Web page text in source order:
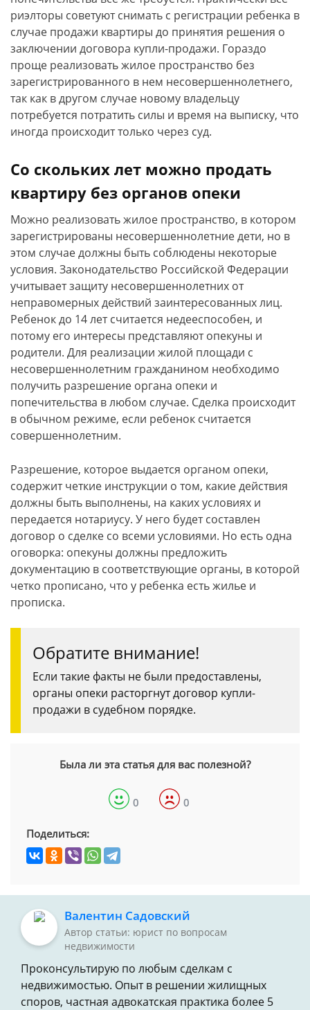
риэлторы советуют снимать с регистрации ребенка в
случае продажи квартиры до принятия решения о
заключении договора купли-продажи. Гораздо
проще реализовать жилое пространство без
зарегистрированного в нем несовершеннолетнего,
так как в другом случае новому владельцу
потребуется потратить силы и время на выписку, что
иногда происходит только через суд.
Со скольких лет можно продать
квартиру без органов опеки
Можно реализовать жилое пространство, в котором
зарегистрированы несовершеннолетние дети, но в
этом случае должны быть соблюдены некоторые
условия. Законодательство Российской Федерации
учитывает защиту несовершеннолетних от
неправомерных действий заинтересованных лиц.
Ребенок до 14 лет считается недееспособен, и
потому его интересы представляют опекуны и
родители. Для реализации жилой площади с
несовершеннолетним гражданином необходимо
получить разрешение органа опеки и
попечительства в любом случае. Сделка происходит
в обычном режиме, если ребенок считается
совершеннолетним.
Разрешение, которое выдается органом опеки,
содержит четкие инструкции о том, какие действия
должны быть выполнены, на каких условиях и
передается нотариусу. У него будет составлен
договор о сделке со всеми условиями. Но есть одна
оговорка: опекуны должны предложить
документацию в соответствующие органы, в которой
четко прописано, что у ребенка есть жилье и
прописка.
Обратите внимание!
Если такие факты не были предоставлены,
органы опеки расторгнут договор купли-
продажи в судебном порядке.
Была ли эта статья для вас полезной?
0 0
Поделиться:
Валентин Садовский
Автор статьи: юрист по вопросам
недвижимости
Проконсультирую по любым сделкам с
недвижимостью. Опыт в решении жилищных
споров, частная адвокатская практика более 5